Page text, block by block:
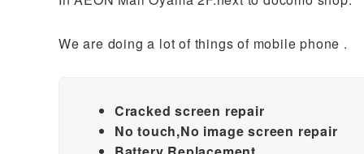
We are doing a lot of things of mobile phone .
Cracked screen repair
No touch,No image screen repair